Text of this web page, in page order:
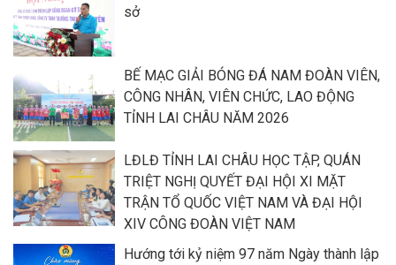
sở
BẾ MẠC GIẢI BÓNG ĐÁ NAM ĐOÀN VIÊN,
CÔNG NHÂN, VIÊN CHỨC, LAO ĐỘNG
TỈNH LAI CHÂU NĂM 2026
LĐLĐ TỈNH LAI CHÂU HỌC TẬP, QUÁN
TRIỆT NGHỊ QUYẾT ĐẠI HỘI XI MẶT
TRẬN TỔ QUỐC VIỆT NAM VÀ ĐẠI HỘI
XIV CÔNG ĐOÀN VIỆT NAM
Hướng tới kỷ niệm 97 năm Ngày thành lập